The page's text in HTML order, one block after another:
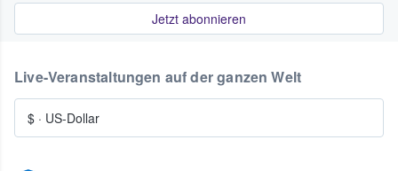
Jetzt abonnieren
Live-Veranstaltungen auf der ganzen Welt
$ · US-Dollar